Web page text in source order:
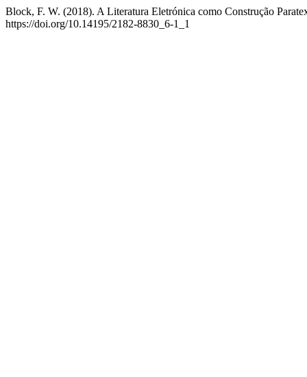
Block, F. W. (2018). A Literatura Eletrónica como Construção
https://doi.org/10.14195/2182-8830_6-1_1